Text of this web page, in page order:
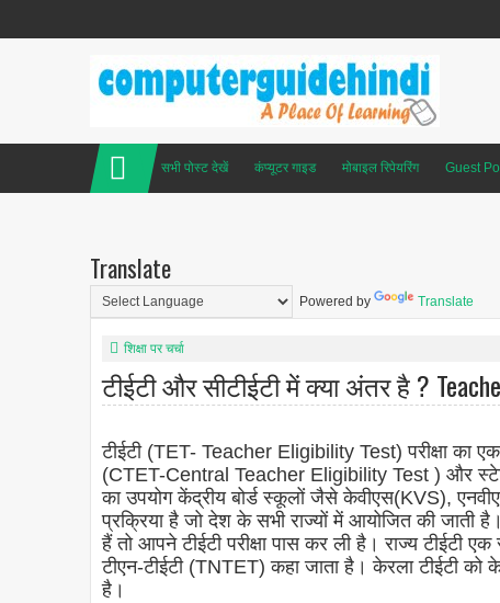
सभी पोस्ट देखें कंप्यूटर गाइड मोबाइल रिपेयरिंग Guest
Translate
Powered by Translate
शिक्षा पर चर्चा
टीईटी और सीटीईटी में क्या अंतर है ?
टीईटी (TET- Teacher Eligibility Test) परीक्षा का
(CTET-Central Teacher Eligibility Test ) और
का उपयोग केंद्रीय बोर्ड स्कूलों जैसे केवीएस(KVS),
प्रक्रिया है जो देश के सभी राज्यों में आयोजित की
हैं तो आपने टीईटी परीक्षा पास कर ली है। राज्य टीईटी
टीएन-टीईटी (TNTET) कहा जाता है। केरला टीईटी
है।